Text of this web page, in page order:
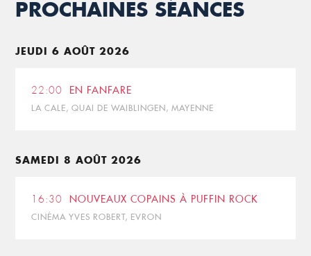
PROCHAINES SÉANCES
JEUDI 6 AOÛT 2026
22:00 EN FANFARE
LA CALE, QUAI DE WAIBLINGEN, MAYENNE
SAMEDI 8 AOÛT 2026
16:30 NOUVEAUX COPAINS À PUFFIN ROCK
CINÉMA YVES ROBERT, EVRON